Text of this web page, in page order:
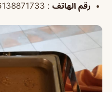
رقم الهاتف : 966138871733+